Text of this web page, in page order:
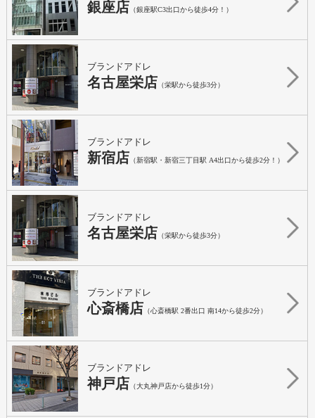
銀座店 （銀座駅C3出口から徒歩4分！）
ブランドアドレ
名古屋栄店 （栄駅から徒歩3分）
ブランドアドレ
新宿店 （新宿駅・新宿三丁目駅 A4出口から徒歩2分！）
ブランドアドレ
名古屋栄店 （栄駅から徒歩3分）
ブランドアドレ
心斎橋店 （心斎橋駅 2番出口 南14から徒歩2分）
ブランドアドレ
神戸店 （大丸神戸店から徒歩1分）